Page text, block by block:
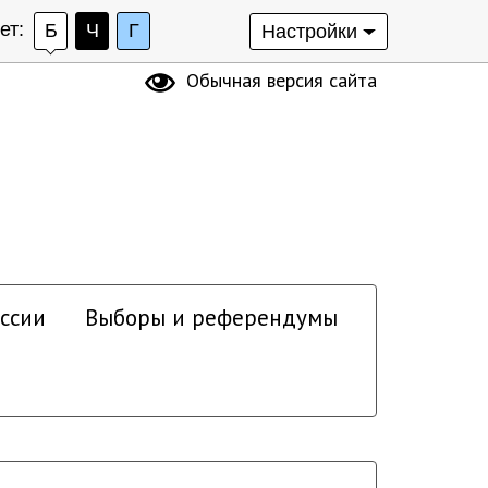
Б Ч Г Настройки
Обычная версия сайта
Выборы и референдумы